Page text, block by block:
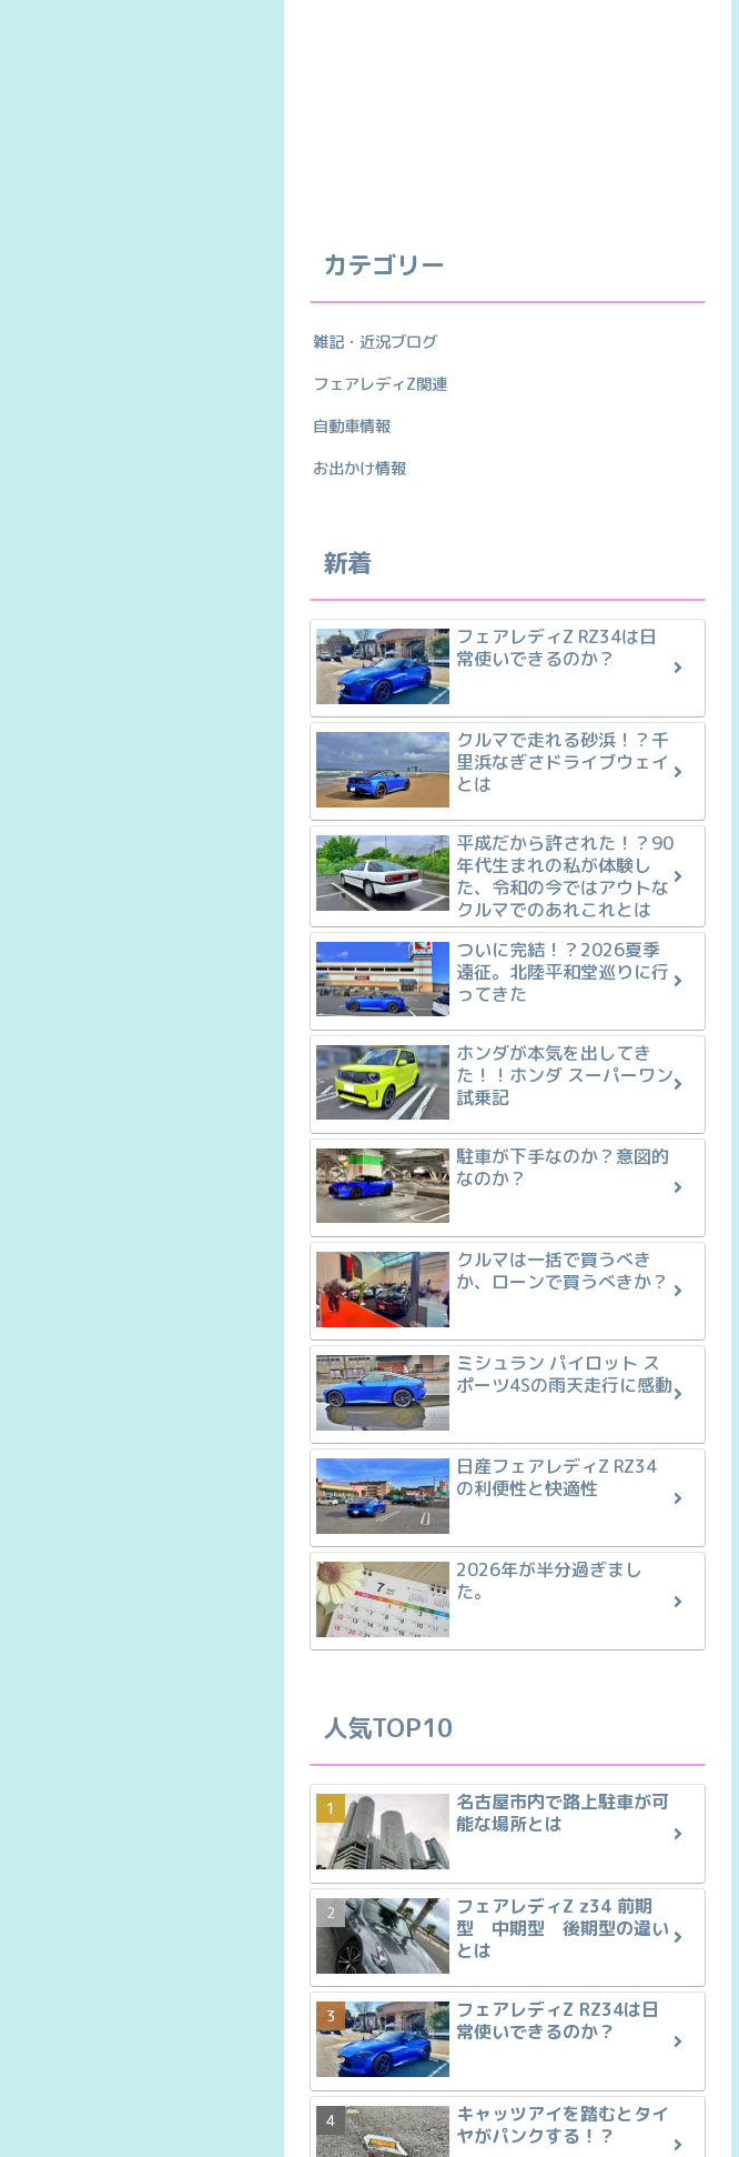
カテゴリー
雑記・近況ブログ
フェアレディZ関連
自動車情報
お出かけ情報
新着
フェアレディZ RZ34は日
常使いできるのか？
クルマで走れる砂浜！？千
里浜なぎさドライブウェイ
とは
平成だから許された！？90
年代生まれの私が体験し
た、令和の今ではアウトな
クルマでのあれこれとは
ついに完結！？2026夏季
遠征。北陸平和堂巡りに行
ってきた
ホンダが本気を出してき
た！！ホンダ スーパーワン
試乗記
駐車が下手なのか？意図的
なのか？
クルマは一括で買うべき
か、ローンで買うべきか？
ミシュラン パイロット ス
ポーツ4Sの雨天走行に感動
日産フェアレディZ RZ34
の利便性と快適性
2026年が半分過ぎまし
た。
人気TOP10
名古屋市内で路上駐車が可
能な場所とは
フェアレディZ z34 前期
型 中期型 後期型の違い
とは
フェアレディZ RZ34は日
常使いできるのか？
キャッツアイを踏むとタイ
ヤがパンクする！？